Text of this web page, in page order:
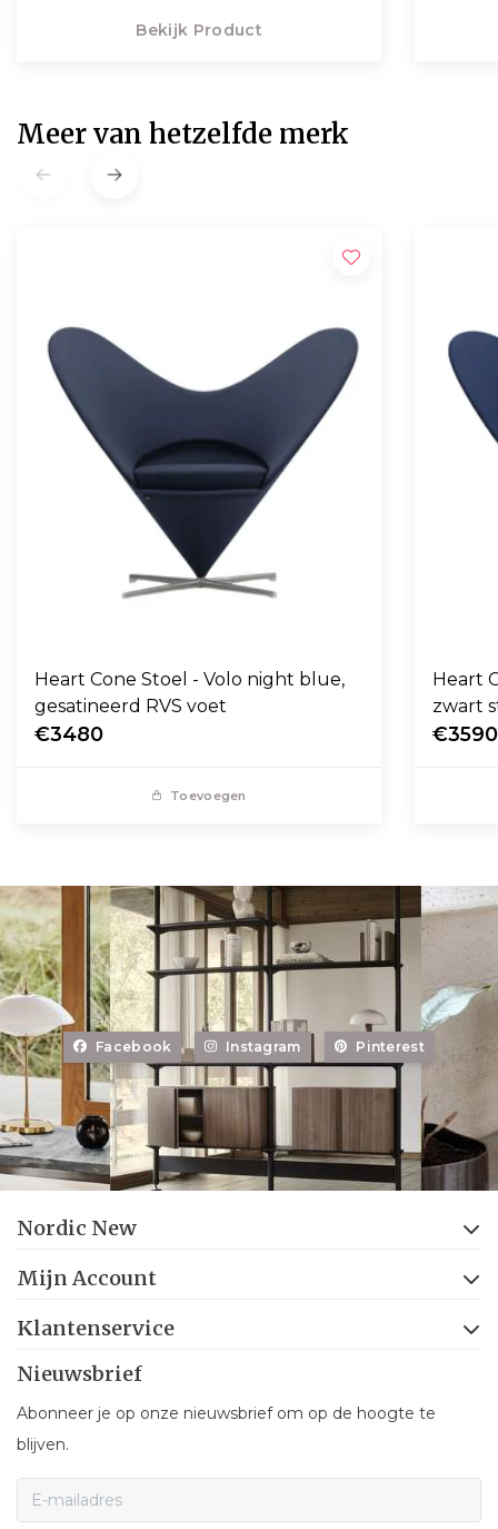
Bekijk Product
Meer van hetzelfde merk
Heart Cone Stoel - Volo night blue,
gesatineerd RVS voet
€3480
Toevoegen
Heart
zwart
€3590
Facebook Instagram Pinterest
Nordic New
Mijn Account
Klantenservice
Nieuwsbrief
Abonneer je op onze nieuwsbrief om op de hoogte te
blijven.